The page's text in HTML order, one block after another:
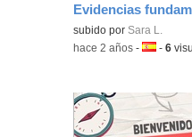
Contenido educativo.
subido por Sara L.
-hace 2 años -Idioma:
-6